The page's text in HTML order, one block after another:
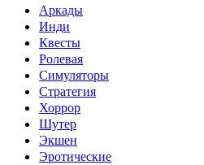
Аркады
Инди
Квесты
Ролевая
Симуляторы
Стратегия
Хоррор
Шутер
Экшен
Эротические